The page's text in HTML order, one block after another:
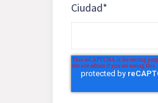
Ciudad*